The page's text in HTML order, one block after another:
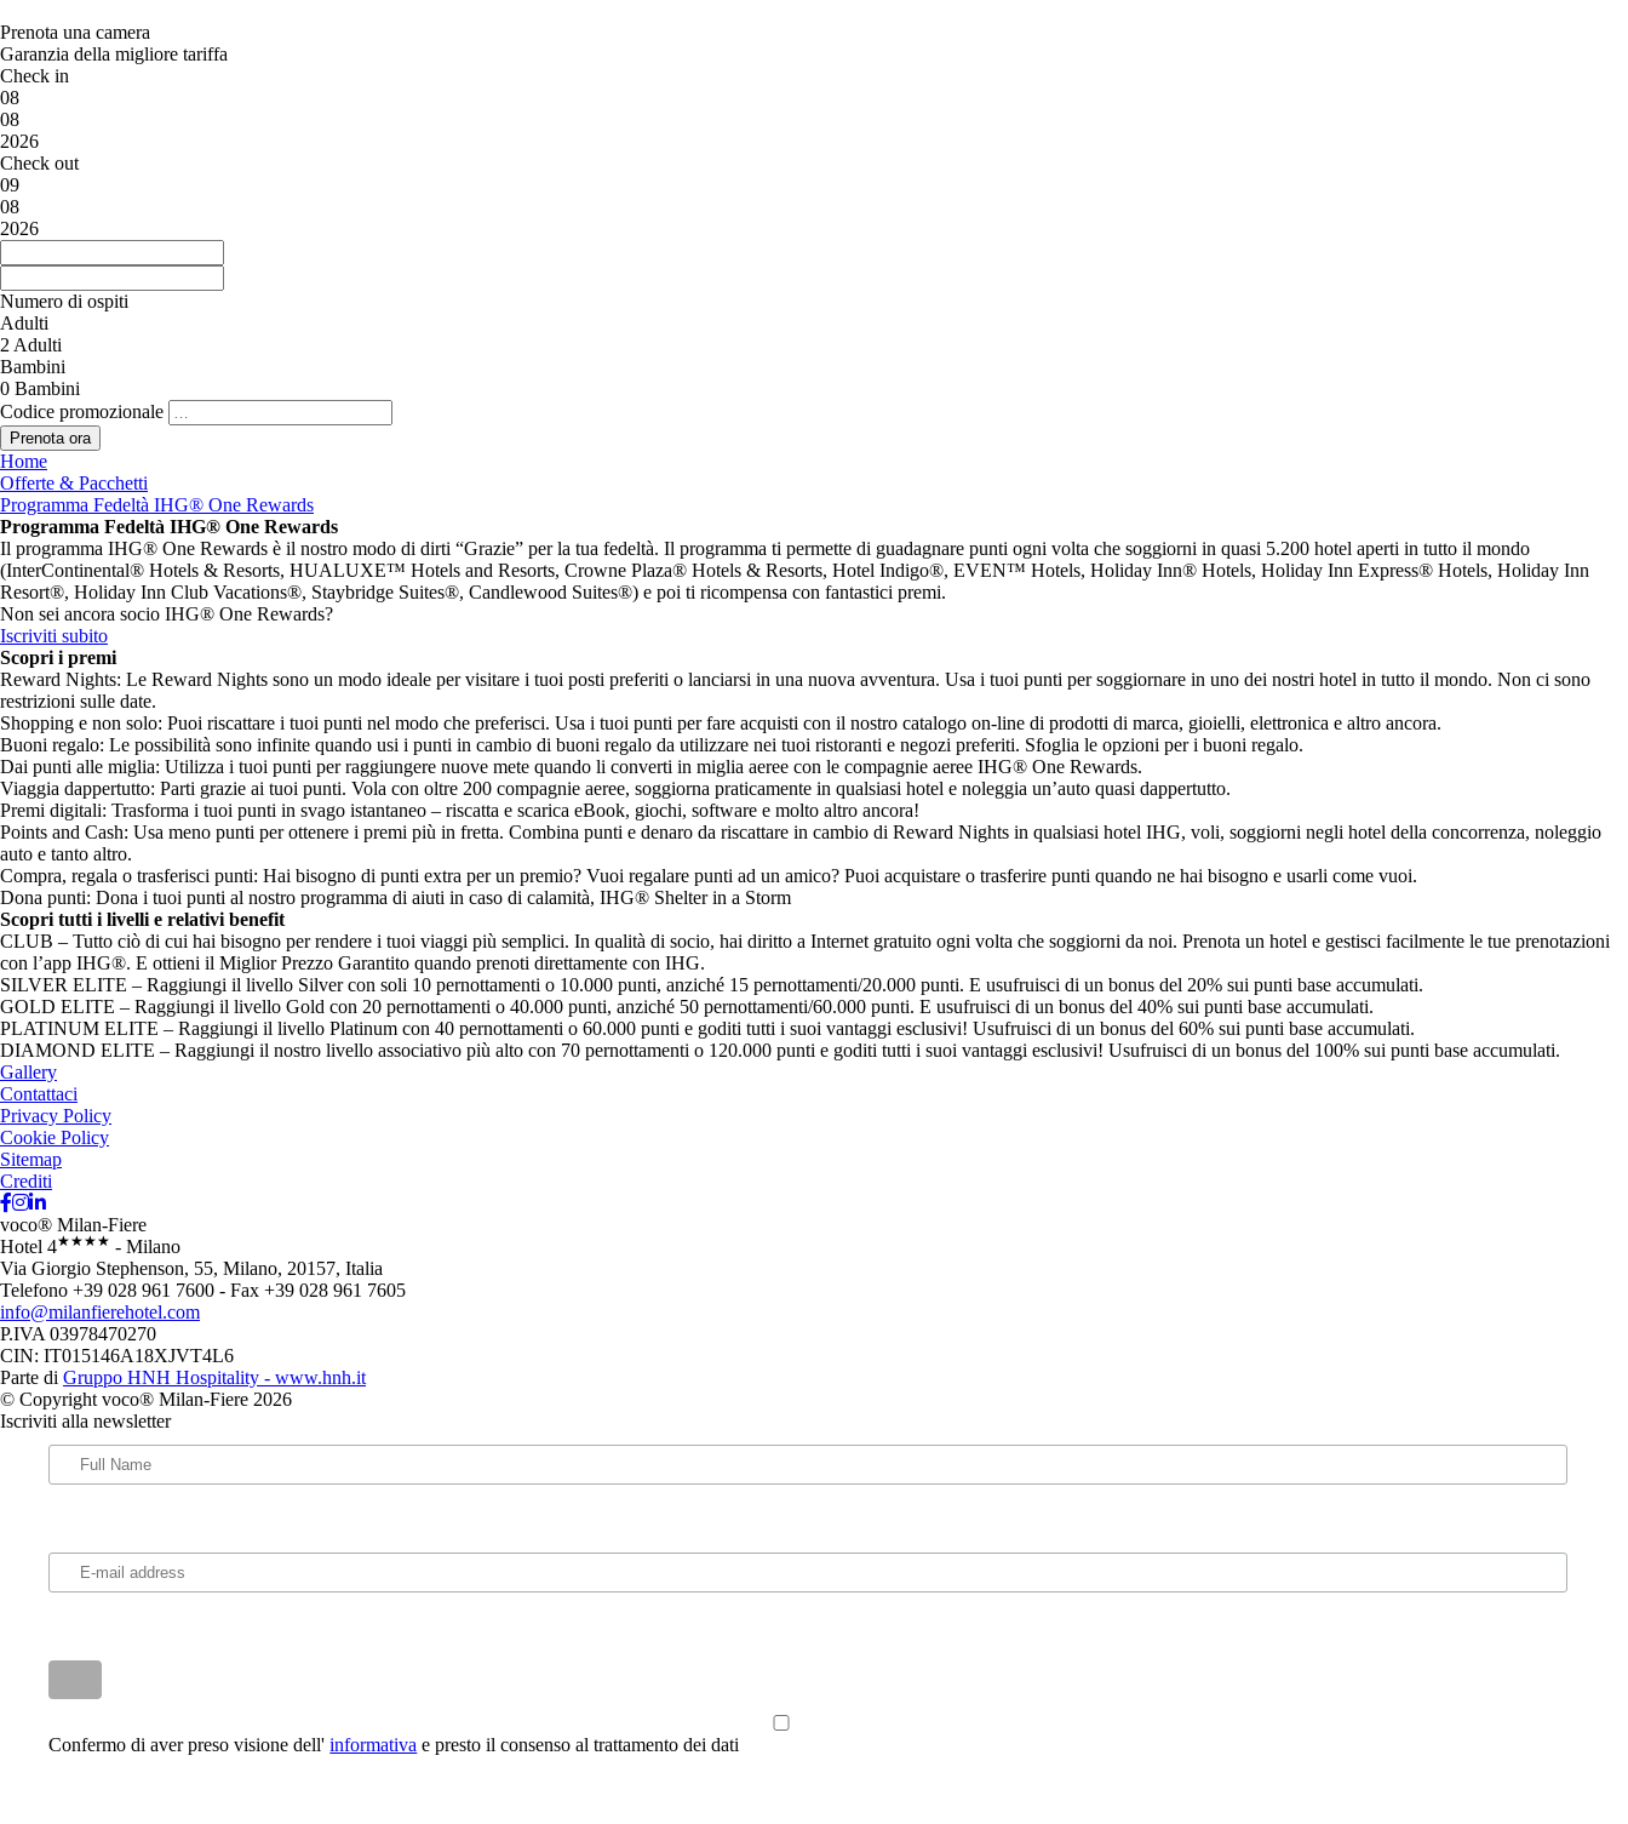
Prenota una camera
Garanzia della migliore tariffa
Check in
08
08
2026
Check out
09
08
2026
Numero di ospiti
Adulti
2 Adulti
Bambini
0 Bambini
Codice promozionale
Home
Offerte & Pacchetti
Programma Fedeltà IHG® One Rewards
Programma Fedeltà IHG® One Rewards
Il programma IHG® One Rewards è il nostro modo di dirti “Grazie” per la tua fedeltà. Il programma ti permette di guadagnare punti ogni volta che soggiorni in quasi 5.200 hotel aperti in tutto il mondo
(InterContinental® Hotels & Resorts, HUALUXE™ Hotels and Resorts, Crowne Plaza® Hotels & Resorts, Hotel Indigo®, EVEN™ Hotels, Holiday Inn® Hotels, Holiday Inn Express® Hotels, Holiday Inn
Resort®, Holiday Inn Club Vacations®, Staybridge Suites®, Candlewood Suites®) e poi ti ricompensa con fantastici premi.
Non sei ancora socio IHG® One Rewards?
Iscriviti subito
Scopri i premi
Reward Nights: Le Reward Nights sono un modo ideale per visitare i tuoi posti preferiti o lanciarsi in una nuova avventura. Usa i tuoi punti per soggiornare in uno dei nostri hotel in tutto il mondo. Non ci sono
restrizioni sulle date.
Shopping e non solo: Puoi riscattare i tuoi punti nel modo che preferisci. Usa i tuoi punti per fare acquisti con il nostro catalogo on-line di prodotti di marca, gioielli, elettronica e altro ancora.
Buoni regalo: Le possibilità sono infinite quando usi i punti in cambio di buoni regalo da utilizzare nei tuoi ristoranti e negozi preferiti. Sfoglia le opzioni per i buoni regalo.
Dai punti alle miglia: Utilizza i tuoi punti per raggiungere nuove mete quando li converti in miglia aeree con le compagnie aeree IHG® One Rewards.
Viaggia dappertutto: Parti grazie ai tuoi punti. Vola con oltre 200 compagnie aeree, soggiorna praticamente in qualsiasi hotel e noleggia un’auto quasi dappertutto.
Premi digitali: Trasforma i tuoi punti in svago istantaneo – riscatta e scarica eBook, giochi, software e molto altro ancora!
Points and Cash: Usa meno punti per ottenere i premi più in fretta. Combina punti e denaro da riscattare in cambio di Reward Nights in qualsiasi hotel IHG, voli, soggiorni negli hotel della concorrenza, noleggio
auto e tanto altro.
Compra, regala o trasferisci punti: Hai bisogno di punti extra per un premio? Vuoi regalare punti ad un amico? Puoi acquistare o trasferire punti quando ne hai bisogno e usarli come vuoi.
Dona punti: Dona i tuoi punti al nostro programma di aiuti in caso di calamità, IHG® Shelter in a Storm
Scopri tutti i livelli e relativi benefit
CLUB – Tutto ciò di cui hai bisogno per rendere i tuoi viaggi più semplici. In qualità di socio, hai diritto a Internet gratuito ogni volta che soggiorni da noi. Prenota un hotel e gestisci facilmente le tue prenotazioni
con l’app IHG®. E ottieni il Miglior Prezzo Garantito quando prenoti direttamente con IHG.
SILVER ELITE – Raggiungi il livello Silver con soli 10 pernottamenti o 10.000 punti, anziché 15 pernottamenti/20.000 punti. E usufruisci di un bonus del 20% sui punti base accumulati.
GOLD ELITE – Raggiungi il livello Gold con 20 pernottamenti o 40.000 punti, anziché 50 pernottamenti/60.000 punti. E usufruisci di un bonus del 40% sui punti base accumulati.
PLATINUM ELITE – Raggiungi il livello Platinum con 40 pernottamenti o 60.000 punti e goditi tutti i suoi vantaggi esclusivi! Usufruisci di un bonus del 60% sui punti base accumulati.
DIAMOND ELITE – Raggiungi il nostro livello associativo più alto con 70 pernottamenti o 120.000 punti e goditi tutti i suoi vantaggi esclusivi! Usufruisci di un bonus del 100% sui punti base accumulati.
Gallery
Contattaci
Privacy Policy
Cookie Policy
Sitemap
Crediti
voco® Milan-Fiere
Hotel 4★★★★ - Milano
Via Giorgio Stephenson, 55, Milano, 20157, Italia
Telefono +39 028 961 7600 - Fax +39 028 961 7605
info@milanfierehotel.com
P.IVA 03978470270
CIN: IT015146A18XJVT4L6
Parte di Gruppo HNH Hospitality - www.hnh.it
© Copyright voco® Milan-Fiere 2026
Iscriviti alla newsletter
Confermo di aver preso visione dell'informativa e presto il consenso al trattamento dei dati